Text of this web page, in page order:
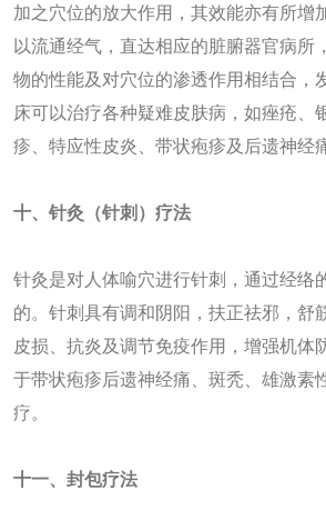
加之穴位的放大作用，其效能亦有所增
以流通经气，直达相应的脏腑器官病所
物的性能及对穴位的渗透作用相结合，
床可以治疗各种疑难皮肤病，如痤疮、
疹、特应性皮炎、带状疱疹及后遗神经
十、针灸（针刺 ） 疗法
针灸是对人体喻穴进行针刺，通过经络
的。针刺具有调和阴阳，扶正祛邪，舒
皮损、抗炎及调节免疫作用，增强机体
于带状疱疹后遗神经痛、斑秃、雄激素
疗。
十一、封包疗法